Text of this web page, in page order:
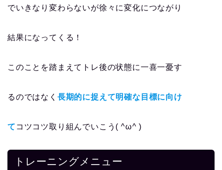
でいきなり変わらないが徐々に変化につながり
結果になってくる！
このことを踏まえてトレ後の状態に一喜一憂す
るのではなく 長期的に捉えて明確な目標に向け
て コツコツ取り組んでいこう( ^ω^ )
トレーニングメニュー